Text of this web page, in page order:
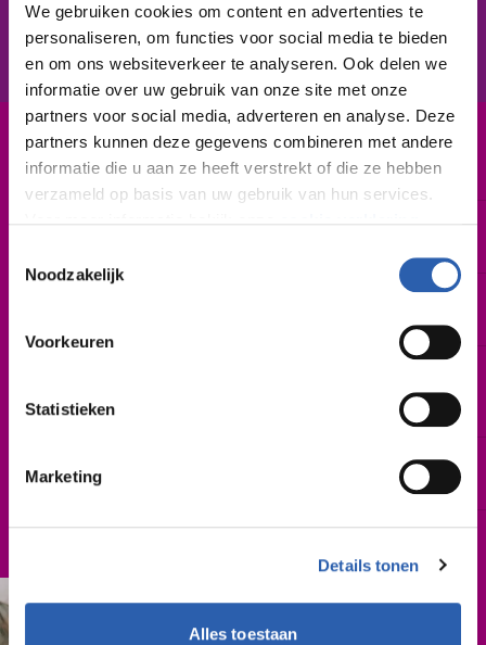
We gebruiken cookies om content en advertenties te
personaliseren, om functies voor social media te bieden
en om ons websiteverkeer te analyseren. Ook delen we
informatie over uw gebruik van onze site met onze
partners voor social media, adverteren en analyse. Deze
partners kunnen deze gegevens combineren met andere
informatie die u aan ze heeft verstrekt of die ze hebben
verzameld op basis van uw gebruik van hun services.
We werken samen met
die uw gegevens
Noodzakelijk
Voorkeuren
Statistieken
Marketing
Details tonen
Alles toestaan
In het kort De opleiding
Leerweg / niveau
BBL / 2
Parkweg 1-2, Hardenberg
2027-2028